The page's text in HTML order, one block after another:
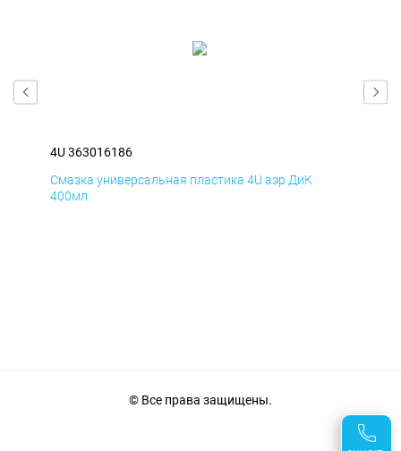
4U 363016186
Смазка универсальная пластика 4U аэр ДиК
400мл
© Все права защищены.